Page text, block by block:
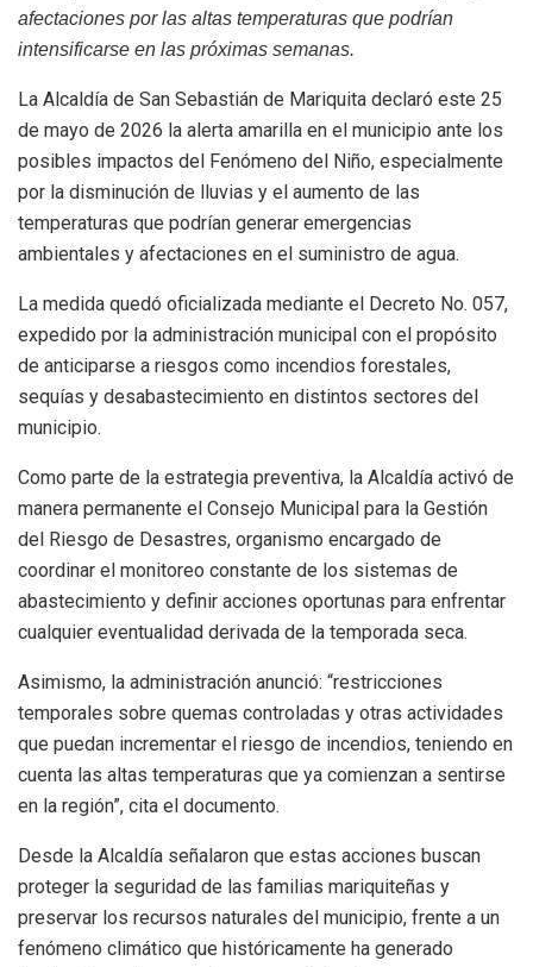
afectaciones por las altas temperaturas que podrían
intensificarse en las próximas semanas.
La Alcaldía de San Sebastián de Mariquita declaró este 25
de mayo de 2026 la alerta amarilla en el municipio ante los
posibles impactos del Fenómeno del Niño, especialmente
por la disminución de lluvias y el aumento de las
temperaturas que podrían generar emergencias
ambientales y afectaciones en el suministro de agua.
La medida quedó oficializada mediante el Decreto No. 057,
expedido por la administración municipal con el propósito
de anticiparse a riesgos como incendios forestales,
sequías y desabastecimiento en distintos sectores del
municipio.
Como parte de la estrategia preventiva, la Alcaldía activó de
manera permanente el Consejo Municipal para la Gestión
del Riesgo de Desastres, organismo encargado de
coordinar el monitoreo constante de los sistemas de
abastecimiento y definir acciones oportunas para enfrentar
cualquier eventualidad derivada de la temporada seca.
Asimismo, la administración anunció: “restricciones
temporales sobre quemas controladas y otras actividades
que puedan incrementar el riesgo de incendios, teniendo en
cuenta las altas temperaturas que ya comienzan a sentirse
en la región”, cita el documento.
Desde la Alcaldía señalaron que estas acciones buscan
proteger la seguridad de las familias mariquiteñas y
preservar los recursos naturales del municipio, frente a un
fenómeno climático que históricamente ha generado